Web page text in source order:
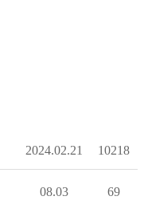
2024.02.21 10218
08.03 69